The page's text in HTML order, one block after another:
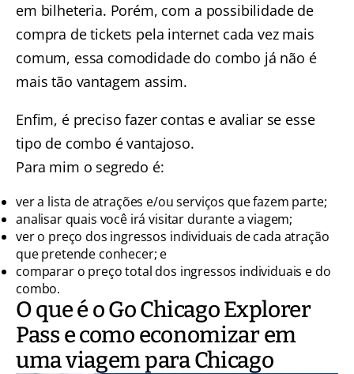
em bilheteria. Porém, com a possibilidade de
compra de tickets pela internet cada vez mais
comum, essa comodidade do combo já não é
mais tão vantagem assim.
Enfim, é preciso fazer contas e avaliar se esse
tipo de combo é vantajoso.
Para mim o segredo é:
ver a lista de atrações e/ou serviços que fazem parte;
analisar quais você irá visitar durante a viagem;
ver o preço dos ingressos individuais de cada atração
que pretende conhecer; e
comparar o preço total dos ingressos individuais e do
combo.
O que é o Go Chicago Explorer
Pass e como economizar em
uma viagem para Chicago